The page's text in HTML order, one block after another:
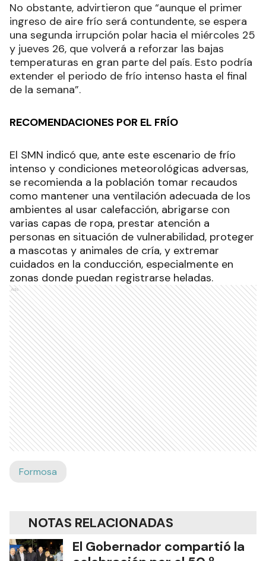
No obstante, advirtieron que “aunque el primer
ingreso de aire frío será contundente, se espera
una segunda irrupción polar hacia el miércoles 25
y jueves 26, que volverá a reforzar las bajas
temperaturas en gran parte del país. Esto podría
extender el periodo de frío intenso hasta el final
de la semana”.
RECOMENDACIONES POR EL FRÍO
El SMN indicó que, ante este escenario de frío
intenso y condiciones meteorológicas adversas,
se recomienda a la población tomar recaudos
como mantener una ventilación adecuada de los
ambientes al usar calefacción, abrigarse con
varias capas de ropa, prestar atención a
personas en situación de vulnerabilidad, proteger
a mascotas y animales de cría, y extremar
cuidados en la conducción, especialmente en
zonas donde puedan registrarse heladas.
Ads
Formosa
NOTAS RELACIONADAS
El Gobernador compartió la